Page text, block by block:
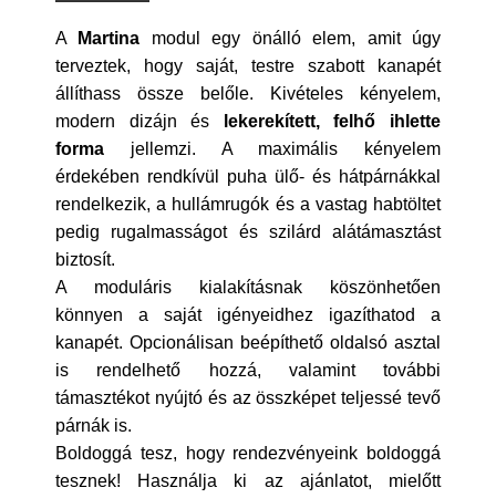
A Martina modul egy önálló elem, amit úgy
terveztek, hogy saját, testre szabott kanapét
állíthass össze belőle. Kivételes kényelem,
modern dizájn és
lekerekített, felhő ihlette
forma jellemzi. A maximális kényelem
érdekében rendkívül puha ülő- és hátpárnákkal
rendelkezik, a hullámrugók és a vastag habtöltet
pedig rugalmasságot és szilárd alátámasztást
biztosít.
A moduláris kialakításnak köszönhetően
könnyen a saját igényeidhez igazíthatod a
kanapét. Opcionálisan beépíthető oldalsó asztal
is rendelhető hozzá, valamint további
támasztékot nyújtó és az összképet teljessé tevő
párnák is.
Boldoggá tesz, hogy rendezvényeink boldoggá
tesznek! Használja ki az ajánlatot, mielőtt